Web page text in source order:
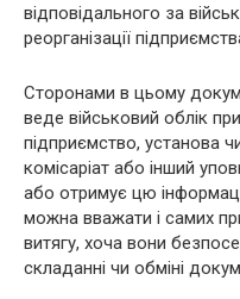
відповідального за
реорганізації
Сторонами в цьому
веде військовий облік
підприємство, установа
комісаріат або інший
або отримує цю
можна вважати і самих
витягу, хоча вони
складанні чи обміні